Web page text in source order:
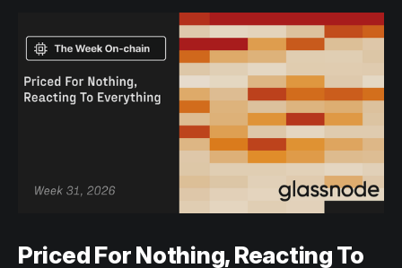
Priced For Nothing, Reacting To